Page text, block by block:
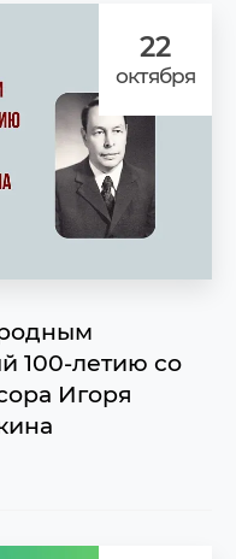
22
октября
100-летию со
Игоря